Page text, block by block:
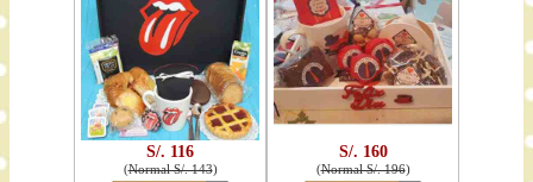
S/. 116
(Normal S/. 143)
S/. 160
(Normal S/. 196)